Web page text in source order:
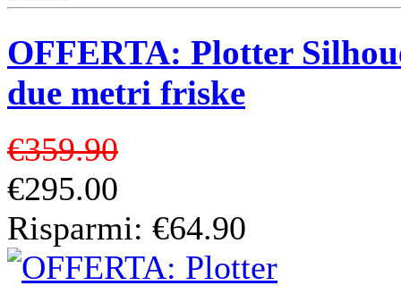
OFFERTA: Plotter
due metri friske
€359.90
€295.00
Risparmi: €64.90